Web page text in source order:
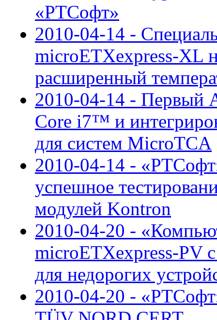
«РТСофт»
2010-04-14 -
microETXexpress-XL
расширенный
2010-04-14 - Первый
Core i7™ и
для систем MicroTCA
2010-04-14 -
успешное
модулей Kontron
2010-04-20 -
microETXexpress-PV
для недорогих
2010-04-20 -